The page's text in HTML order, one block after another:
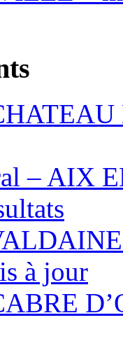
– AIX
à jour